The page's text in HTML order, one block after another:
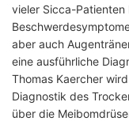
vieler Sicca-
aber auch
eine ausführliche
Thomas Kaercher
Diagnostik des
über die